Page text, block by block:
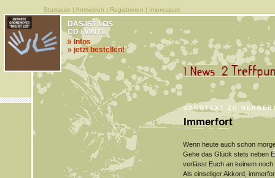
Startseite | Anmelden | Registrieren | Impressum
SONGTEXT ZU
Immerfort
DAS IST LOS
CD / VINYL
» Infos
» jetzt bestellen!
Wenn heute auch schon
Gehe das Glück stets neben
verlässt Euch an keinem
Als einseliger Akkord,